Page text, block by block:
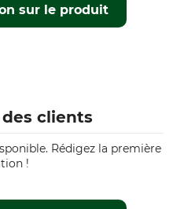
Titanium ProTOP 3/8"LP, 1,3
sur le produit
clients
Rédigez la première
!